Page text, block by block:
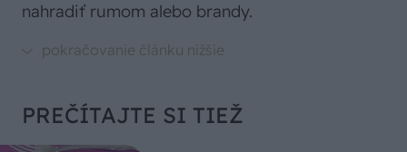
nahradiť rumom alebo brandy.
PREČÍTAJTE SI TIEŽ